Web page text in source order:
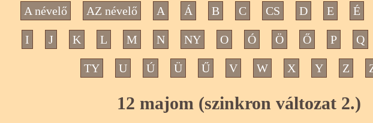
A névelő AZ névelő A Á B C CS D E É
I J K L M N NY O Ó Ö Ő P Q
TY U Ú Ü Ű V W X Y Z
12 majom (szinkron változat 2.)